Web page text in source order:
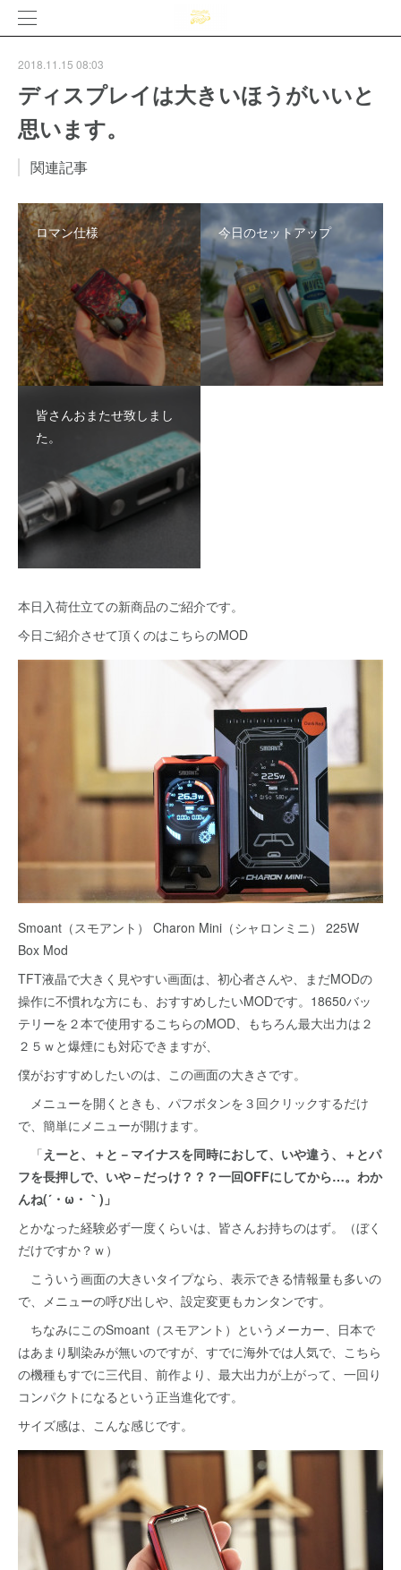
2018.11.15 08:03
ディスプレイは大きいほうがいいと
思います。
関連記事
ロマン仕様 今日のセットアップ
皆さんおまたせ致しまし
た。
本日入荷仕立ての新商品のご紹介です。
今日ご紹介させて頂くのはこちらのMOD
Smoant（スモアント） Charon Mini（シャロンミニ） 225W
Box Mod
TFT液晶で大きく見やすい画面は、初心者さんや、まだMODの
操作に不慣れな方にも、おすすめしたいMODです。18650バッ
テリーを２本で使用するこちらのMOD、もちろん最大出力は２
２５ｗと爆煙にも対応できますが、
僕がおすすめしたいのは、この画面の大きさです。
メニューを開くときも、パフボタンを３回クリックするだけ
で、簡単にメニューが開けます。
「えーと、＋と－マイナスを同時におして、いや違う、＋とパ
フを長押しで、いや－だっけ？？？一回OFFにしてから…。わか
んね(´・ω・｀)」
とかなった経験必ず一度くらいは、皆さんお持ちのはず。（ぼく
だけですか？ｗ）
こういう画面の大きいタイプなら、表示できる情報量も多いの
で、メニューの呼び出しや、設定変更もカンタンです。
ちなみにこのSmoant（スモアント）というメーカー、日本で
はあまり馴染みが無いのですが、すでに海外では人気で、こちら
の機種もすでに三代目、前作より、最大出力が上がって、一回り
コンパクトになるという正当進化です。
サイズ感は、こんな感じです。